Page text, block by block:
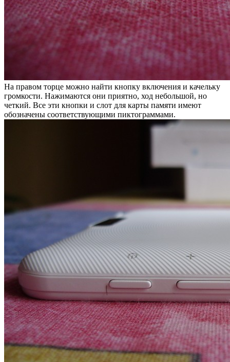
На правом торце можно найти кнопку включения и качельку
громкости. Нажимаются они приятно, ход небольшой, но
четкий. Все эти кнопки и слот для карты памяти имеют
обозначены соответствующими пиктограммами.